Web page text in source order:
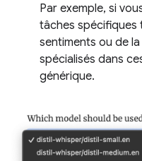
Par exemple, si
tâches spécifiques
sentiments ou de
spécialisés dans
générique.